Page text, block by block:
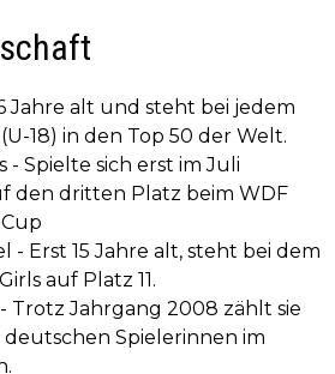
Jahre alt und steht bei jedem
18) in den Top 50 der Welt.
- Spielte sich erst im Juli
den dritten Platz beim WDF
- Erst 15 Jahre alt, steht bei dem
auf Platz 11.
Trotz Jahrgang 2008 zählt sie
Spielerinnen im